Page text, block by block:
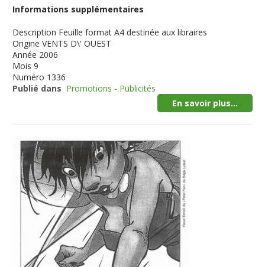
Informations supplémentaires
Description Feuille format A4 destinée aux libraires
Origine VENTS D\' OUEST
Année 2006
Mois 9
Numéro 1336
Publié dans Promotions - Publicités
En savoir plus...